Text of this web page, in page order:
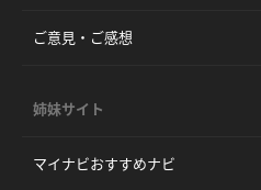
ご意見・ご感想
姉妹サイト
マイナビおすすめナビ